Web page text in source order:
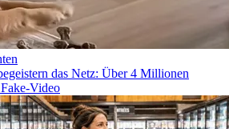
das Netz: Über 4 Millionen
Video